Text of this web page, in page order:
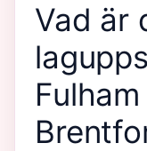
Vad är